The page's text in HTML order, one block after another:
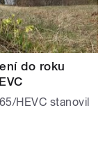
do roku
HEVC stanovil